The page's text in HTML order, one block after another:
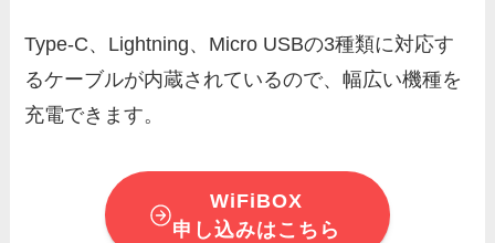
Type-C、Lightning、Micro USBの3種類に対応す
るケーブルが内蔵されているので、幅広い機種を
充電できます。
WiFiBOX
申し込みはこちら